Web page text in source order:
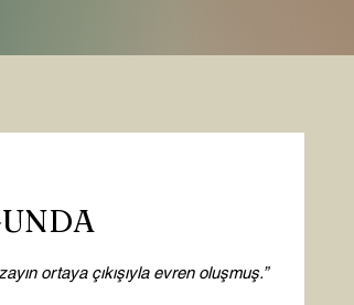
ortaya çıkışıyla evren oluşmuş.”